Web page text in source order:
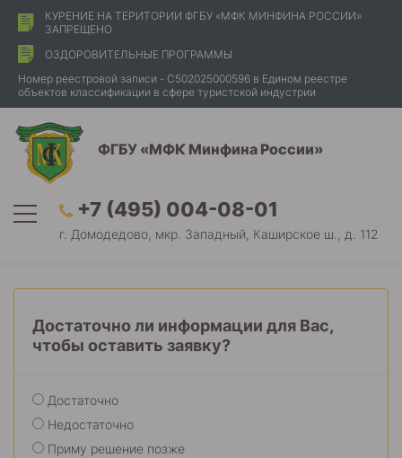
КУРЕНИЕ НА ТЕРИТОРИИ ФГБУ «МФК МИНФИНА РОССИИ»
ЗАПРЕЩЕНО
ОЗДОРОВИТЕЛЬНЫЕ ПРОГРАММЫ
Номер реестровой записи - С502025000596 в Едином реестре
объектов классификации в сфере туристской индустрии
ФГБУ «МФК Минфина России»
+7 (495) 004-08-01
г. Домодедово, мкр. Западный, Каширское ш., д. 112
Достаточно ли информации для Вас,
чтобы оставить заявку?
Достаточно
Недостаточно
Приму решение позже